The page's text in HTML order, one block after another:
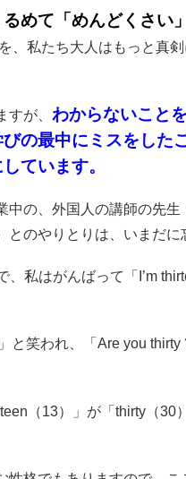
めて「めんどくさい
、私たち大人はもっと真
が、 わからないこと
の最中にミスをした
ています。
中の、外国人の講師の先
のやりとりは、いまだに
、私はがんばって「I’m
笑われ、「Are you thirty
（13）」が「thirty（30